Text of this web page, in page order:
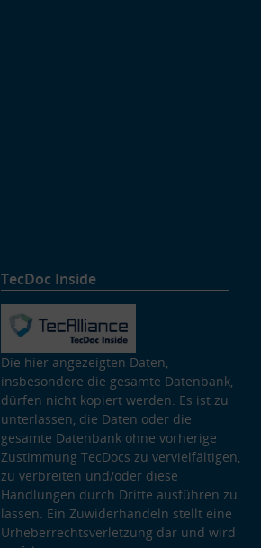
TecDoc Inside
Die hier angezeigten Daten,
insbesondere die gesamte Datenbank,
dürfen nicht kopiert werden. Es ist zu
unterlassen, die Daten oder die
gesamte Datenbank ohne vorherige
Zustimmung TecDocs zu vervielfältigen,
zu verbreiten und/oder diese
Handlungen durch Dritte ausführen zu
lassen. Ein Zuwiderhandeln stellt eine
Urheberrechtsverletzung dar und wird